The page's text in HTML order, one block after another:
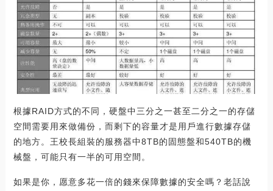
根據RAID方式的不同，硬盤中三分之一甚至二分之一的存儲
空間需要用來做備份，而剩下的容量才是用戶進行數據存儲
的地方。王校長組裝的服務器中8TB的固態盤和540TB的機
械盤，可能只有一半的可用空間。
如果是你，愿意多花一倍的錢來保障數據的安全嗎？老話說